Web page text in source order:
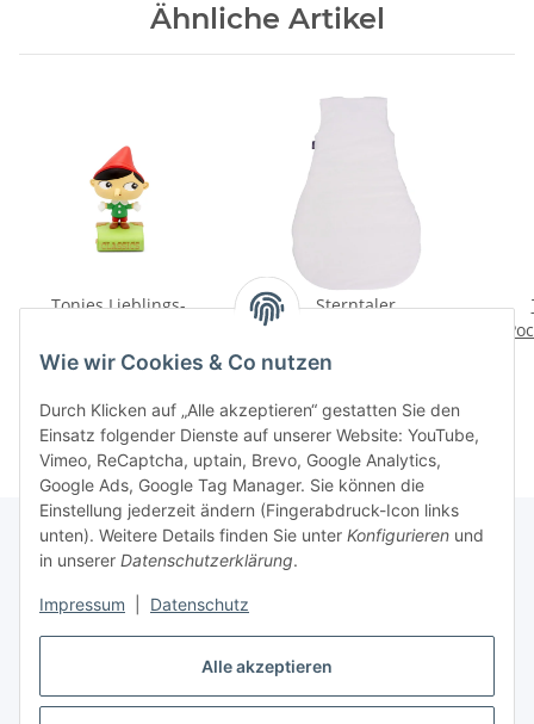
Alle akzeptieren
Wie wir Cookies & Co nutzen
Durch Klicken auf „Alle akzeptieren“ gestatten Sie den
Einsatz folgender Dienste auf unserer Website: YouTube,
Vimeo, ReCaptcha, uptain, Brevo, Google Analytics,
Google Ads, Google Tag Manager. Sie können die
Einstellung jederzeit ändern (Fingerabdruck-Icon links
unten). Weitere Details finden Sie unter Konfigurieren und
in unserer Datenschutzerklärung.
Impressum Datenschutz
Ähnliche Artikel
Tonies Lieblings-
(Neuauflage 2024)
16,99 €*
Sterntaler
Ganzjahres Schlafsack
jetzt nur